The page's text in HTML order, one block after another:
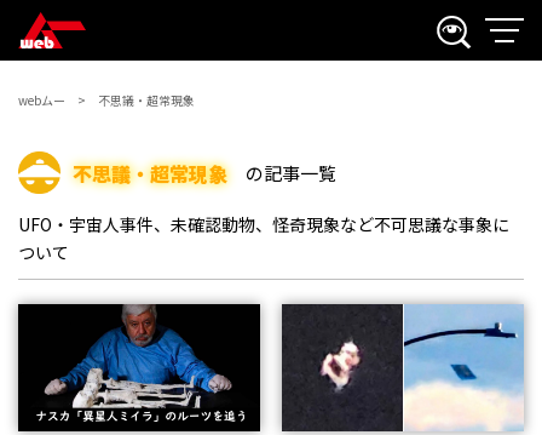
webムー 不思議・超常現象
不思議・超常現象 の記事一覧
UFO・宇宙人事件、未確認動物、怪奇現象など不可思議な事象に
ついて